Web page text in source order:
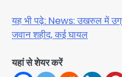
यह भी पढ़े: News: उखरुल में
जवान शहीद, कई घायल
यहां से शेयर करें